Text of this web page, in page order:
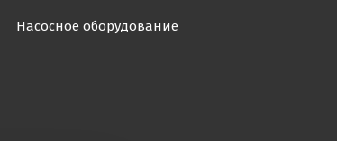
Насосное оборудование